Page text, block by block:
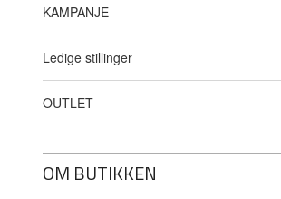
KAMPANJE
Ledige stillinger
OUTLET
OM BUTIKKEN